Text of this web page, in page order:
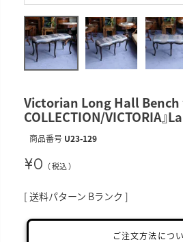
Victorian Long Hall Bench
COLLECTION/VICTORIA』
商品番号 U23-129
¥0 税込
送料パターン Bランク
ご注文方法につ